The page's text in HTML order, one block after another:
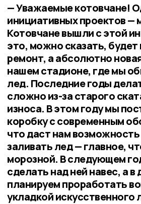
— Уважаемые котовчане!
инициативных проектов
Котовчане вышли с этой
это, можно сказать, будет
ремонт, а абсолютно
нашем стадионе, где мы
лед. Последние годы
сложно из-за старого
износа. В этом году мы
коробку с современным
что даст нам
заливать лед — главное,
морозной. В следующем
сделать над ней навес, а
планируем проработать
укладкой искусственного